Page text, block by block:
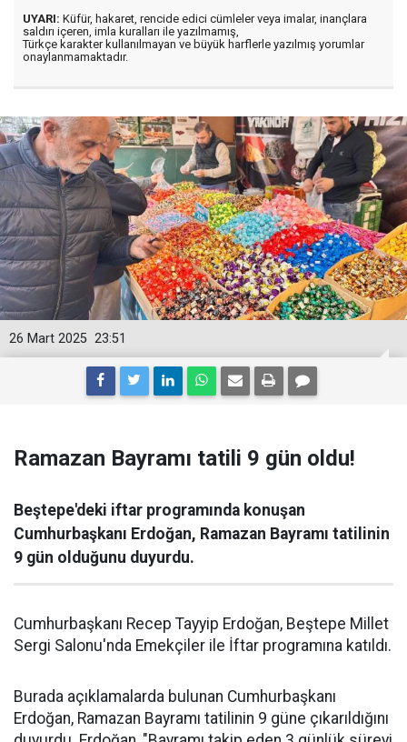
UYARI: Küfür, hakaret, rencide edici cümleler veya imalar, inançlara
saldırı içeren, imla kuralları ile yazılmamış,
Türkçe karakter kullanılmayan ve büyük harflerle yazılmış yorumlar
onaylanmamaktadır.
23:51
26 Mart 2025
Ramazan Bayramı tatili 9 gün oldu!
Beştepe'deki iftar programında konuşan
Cumhurbaşkanı Erdoğan, Ramazan Bayramı tatilinin
9 gün olduğunu duyurdu.
Cumhurbaşkanı Recep Tayyip Erdoğan, Beştepe Millet
Sergi Salonu'nda Emekçiler ile İftar programına katıldı.
Burada açıklamalarda bulunan Cumhurbaşkanı
Erdoğan, Ramazan Bayramı tatilinin 9 güne çıkarıldığını